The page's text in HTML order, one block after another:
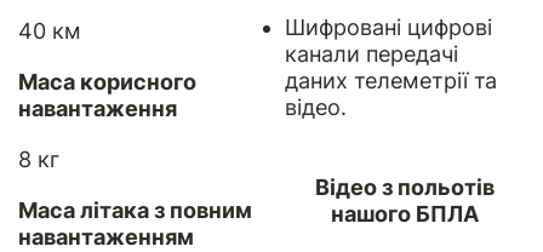
40 км
Маса корисного
навантаження
8 кг
Маса літака з повним
навантаженням
Шифровані цифрові
канали передачі
даних телеметрії та
відео.
Відео з польотів
нашого БПЛА